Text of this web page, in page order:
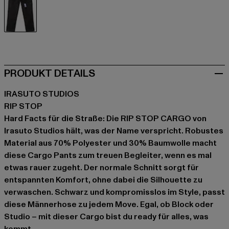
PRODUKT DETAILS
IRASUTO STUDIOS
RIP STOP
Hard Facts für die Straße: Die RIP STOP CARGO von
Irasuto Studios hält, was der Name verspricht. Robustes
Material aus 70% Polyester und 30% Baumwolle macht
diese Cargo Pants zum treuen Begleiter, wenn es mal
etwas rauer zugeht. Der normale Schnitt sorgt für
entspannten Komfort, ohne dabei die Silhouette zu
verwaschen. Schwarz und kompromisslos im Style, passt
diese Männerhose zu jedem Move. Egal, ob Block oder
Studio – mit dieser Cargo bist du ready für alles, was